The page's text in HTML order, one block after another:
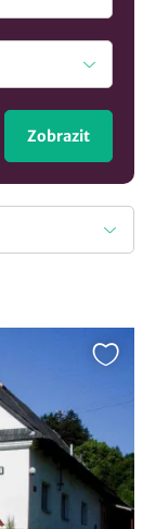
Zobrazit